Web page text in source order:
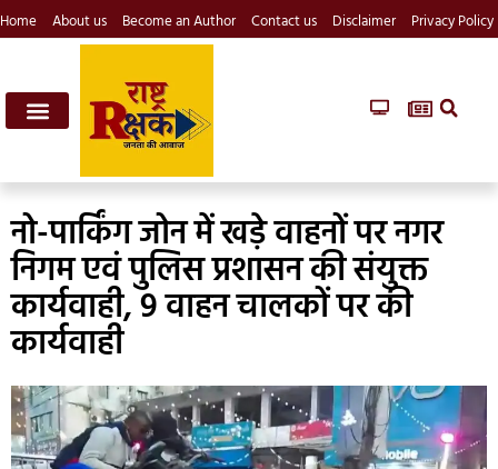
Home About us Become an Author Contact us Disclaimer Privacy Policy
नो-पार्किंग जोन में खड़े वाहनों पर नगर
निगम एवं पुलिस प्रशासन की संयुक्त
कार्यवाही, 9 वाहन चालकों पर की
कार्यवाही